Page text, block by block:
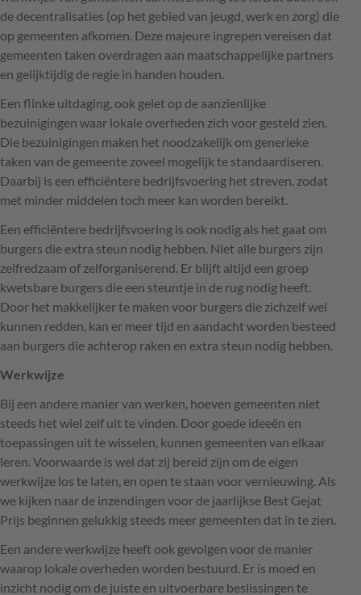
de decentralisaties (op het gebied van jeugd, werk en zorg) die
op gemeenten afkomen. Deze majeure ingrepen vereisen dat
gemeenten taken overdragen aan maatschappelijke partners
en gelijktijdig de regie in handen houden.
Een flinke uitdaging, ook gelet op de aanzienlijke
bezuinigingen waar lokale overheden zich voor gesteld zien.
Die bezuinigingen maken het noodzakelijk om generieke
taken van de gemeente zoveel mogelijk te standaardiseren.
Daarbij is een efficiëntere bedrijfsvoering het streven, zodat
met minder middelen toch meer kan worden bereikt.
Een efficiëntere bedrijfsvoering is ook nodig als het gaat om
burgers die extra steun nodig hebben. Niet alle burgers zijn
zelfredzaam of zelforganiserend. Er blijft altijd een groep
kwetsbare burgers die een steuntje in de rug nodig heeft.
Door het makkelijker te maken voor burgers die zichzelf wel
kunnen redden, kan er meer tijd en aandacht worden besteed
aan burgers die achterop raken en extra steun nodig hebben.
Werkwijze
Bij een andere manier van werken, hoeven gemeenten niet
steeds het wiel zelf uit te vinden. Door goede ideeën en
toepassingen uit te wisselen, kunnen gemeenten van elkaar
leren. Voorwaarde is wel dat zij bereid zijn om de eigen
werkwijze los te laten, en open te staan voor vernieuwing. Als
we kijken naar de inzendingen voor de jaarlijkse Best Gejat
Prijs beginnen gelukkig steeds meer gemeenten dat in te zien.
Een andere werkwijze heeft ook gevolgen voor de manier
waarop lokale overheden worden bestuurd. Er is moed en
inzicht nodig om de juiste en uitvoerbare beslissingen te